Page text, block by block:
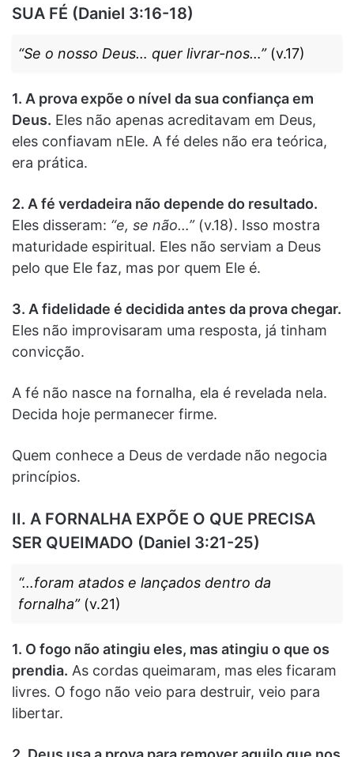
SUA FÉ (Daniel 3:16-18)
“Se o nosso Deus… quer livrar-nos…”(v.17)
1. A prova expõe o nível da sua confiança em
Deus. Eles não apenas acreditavam em Deus,
eles confiavam nEle. A fé deles não era teórica,
era prática.
2. A fé verdadeira não depende do resultado.
Eles disseram: “e, se não…”(v.18). Isso mostra
maturidade espiritual. Eles não serviam a Deus
pelo que Ele faz, mas por quem Ele é.
3. A fidelidade é decidida antes da prova chegar.
Eles não improvisaram uma resposta, já tinham
convicção.
A fé não nasce na fornalha, ela é revelada nela.
Decida hoje permanecer firme.
Quem conhece a Deus de verdade não negocia
princípios.
II. A FORNALHA EXPÕE O QUE PRECISA
SER QUEIMADO (Daniel 3:21-25)
“…foram atados e lançados dentro da
fornalha”(v.21)
1. O fogo não atingiu eles, mas atingiu o que os
prendia. As cordas queimaram, mas eles ficaram
livres. O fogo não veio para destruir, veio para
libertar.